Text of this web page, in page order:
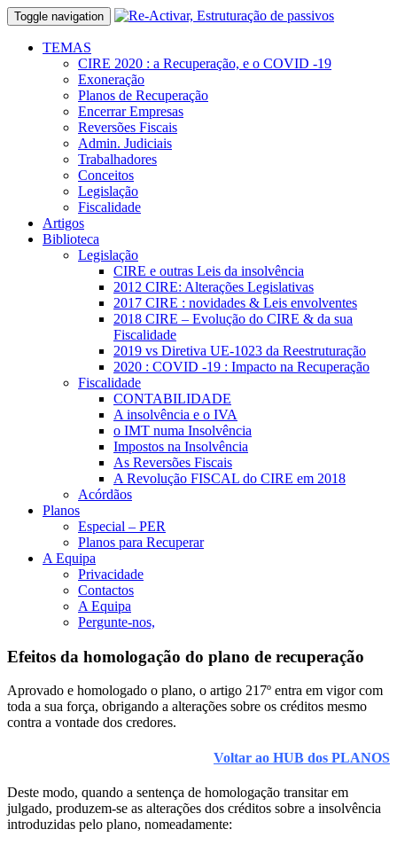
Toggle navigation
TEMAS
CIRE 2020 : a Recuperação, e o COVID -19
Exoneração
Planos de Recuperação
Encerrar Empresas
Reversões Fiscais
Admin. Judiciais
Trabalhadores
Conceitos
Legislação
Fiscalidade
Artigos
Biblioteca
Legislação
CIRE e outras Leis da insolvência
2012 CIRE: Alterações Legislativas
2017 CIRE : novidades & Leis envolventes
2018 CIRE – Evolução do CIRE & da sua
Fiscalidade
2019 vs Diretiva UE-1023 da Reestruturação
2020 : COVID -19 : Impacto na Recuperação
Fiscalidade
CONTABILIDADE
A insolvência e o IVA
o IMT numa Insolvência
Impostos na Insolvência
As Reversões Fiscais
A Revolução FISCAL do CIRE em 2018
Acórdãos
Planos
Especial – PER
Planos para Recuperar
A Equipa
Privacidade
Contactos
A Equipa
Pergunte-nos,
Efeitos da homologação do plano de recuperação
Aprovado e homologado o plano, o artigo 217º entra em vigor com
toda a sua força, obrigando a alterações sobre os créditos mesmo
contra a vontade dos credores.
Voltar ao HUB dos PLANOS
Deste modo, quando a sentença de homologação transitar em
julgado, produzem-se as alterações dos créditos sobre a insolvência
introduzidas pelo plano, nomeadamente: